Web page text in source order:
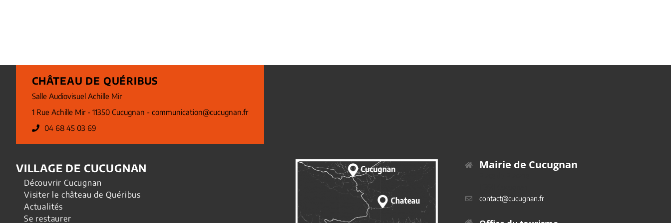
CHÂTEAU DE QUÉRIBUS
Salle Audiovisuel Achille Mir
1 Rue Achille Mir - 11350 Cucugnan - communication@cucugnan.fr
04 68 45 03 69
VILLAGE DE CUCUGNAN
Découvrir Cucugnan
Visiter le château de Quéribus
Actualités
Se restaurer
Mairie de Cucugnan
contact@cucugnan.fr